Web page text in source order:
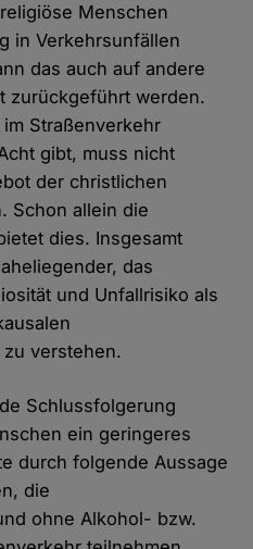
Menschen
in Verkehrsunfällen
das auch auf andere
zurückgeführt werden.
Straßenverkehr
gibt, muss nicht
der christlichen
Schon allein die
dies. Insgesamt
das
und Unfallrisiko als
verstehen.
Schlussfolgerung
ein geringeres
durch folgende Aussage
die
ohne Alkohol- bzw.